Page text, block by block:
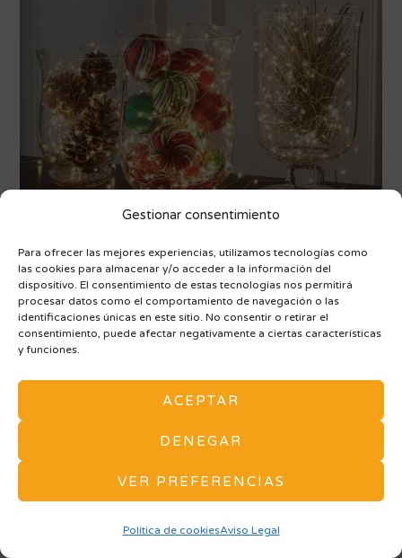
Gestionar consentimiento
Para ofrecer las mejores experiencias, utilizamos tecnologías como
las cookies para almacenar y/o acceder a la información del
dispositivo. El consentimiento de estas tecnologías nos permitirá
procesar datos como el comportamiento de navegación o las
identificaciones únicas en este sitio. No consentir o retirar el
consentimiento, puede afectar negativamente a ciertas características
y funciones.
ACEPTAR
DENEGAR
VER PREFERENCIAS
Política de cookiesAviso Legal
Antes de nada y de ponernos a decorar como locos,
lo primero es elegir los colores en los que queremos
el dorado, rojo, plateado… La combinación entre
ellos es el resultado de la Navidad. Aunque son un
acierto para cualquier decoración navideña, puedes
probar a añadir algún otro color que te guste y creas
que pueda encajar, como por ejemplo los verdes o
accesorio que vayas a elegir y seguro que queda